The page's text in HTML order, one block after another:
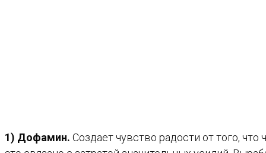
1) Дофамин. Создает чувство радости от того,